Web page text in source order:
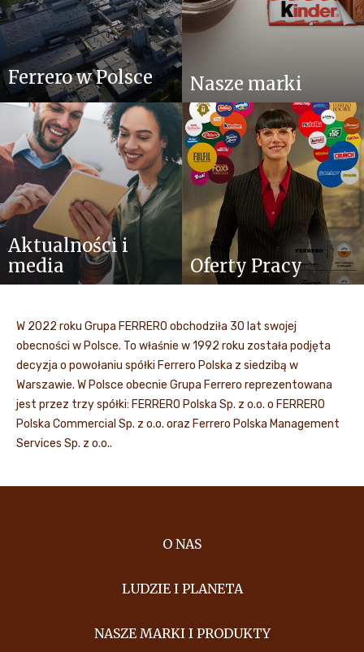
Ferrero w Polsce Nasze marki
Aktualności i
media
Oferty Pracy
W 2022 roku Grupa FERRERO obchodziła 30 lat swojej
obecności w Polsce. To właśnie w 1992 roku została podjęta
decyzja o powołaniu spółki Ferrero Polska z siedzibą w
Warszawie. W Polsce obecnie Grupa Ferrero reprezentowana
jest przez trzy spółki: FERRERO Polska Sp. z o.o. o FERRERO
Polska Commercial Sp. z o.o. oraz Ferrero Polska Management
Services Sp. z o.o..
O NAS
LUDZIE I PLANETA
NASZE MARKI I PRODUKTY